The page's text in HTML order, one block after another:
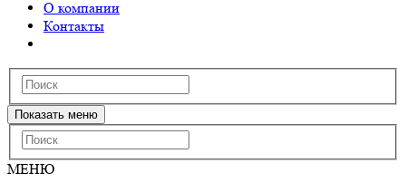
О компании
Контакты
Показать меню
МЕНЮ